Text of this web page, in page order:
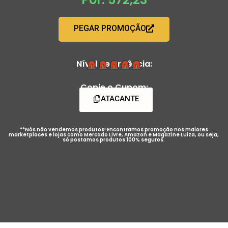
PEGAR PROMOÇÃO
Nível de Urgência:
Copie o Cupom:
ATACANTE
**Nós não vendemos produtos! Encontramos promoção nos maiores
marketplaces e lojas como Mercado Livre, Amazon e Magazine Luiza, ou seja,
só postamos produtos 100% seguros.